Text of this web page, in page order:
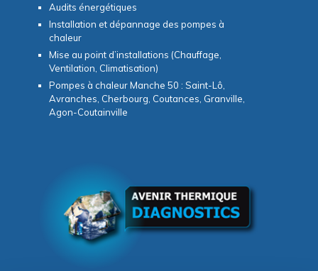
Audits énergétiques
Installation et dépannage des pompes à
chaleur
Mise au point d’installations (Chauffage,
Ventilation, Climatisation)
Pompes à chaleur Manche 50 : Saint-Lô,
Avranches, Cherbourg, Coutances, Granville,
Agon-Coutainville